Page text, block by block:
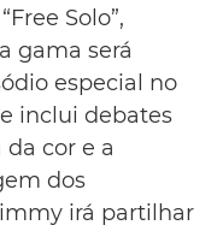
Solo”,
gama será
especial no
inclui debates
cor e a
dos
irá partilhar